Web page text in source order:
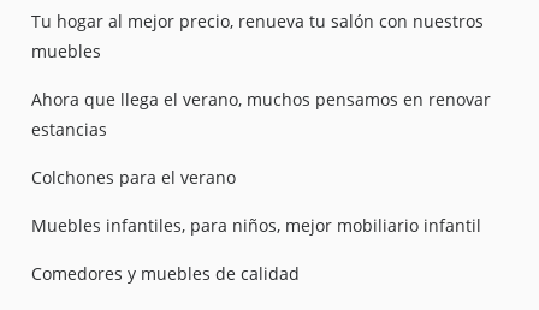
Tu hogar al mejor precio, renueva tu salón con nuestros
muebles
Ahora que llega el verano, muchos pensamos en renovar
estancias
Colchones para el verano
Muebles infantiles, para niños, mejor mobiliario infantil
Comedores y muebles de calidad